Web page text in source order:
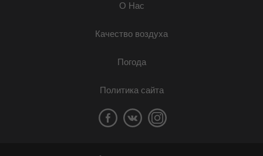
О Нас
Качество воздуха
Погода
Политика сайта